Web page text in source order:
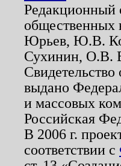
Редакционный
Юрьев, Ю.В.
Сухинин, О.В.
выдано
и массовых
Российская
В 2006 г.
соответствии с